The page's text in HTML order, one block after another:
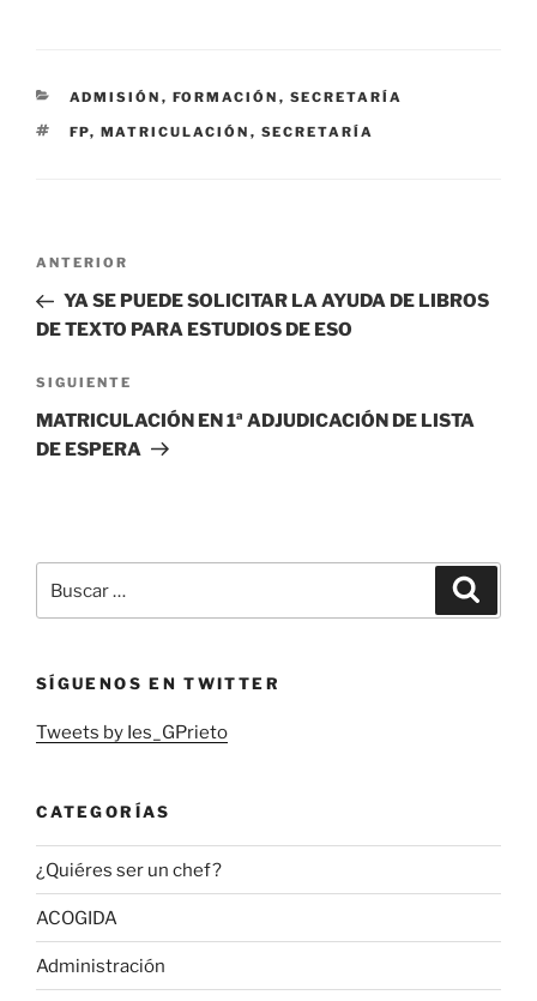
CATEGORÍAS
ADMISIÓN , FORMACIÓN , SECRETARÍA
ETIQUETAS
FP, MATRICULACIÓN , SECRETARÍA
Navegación
entradas
Entrada
anterior:
ANTERIOR
YA SE PUEDE SOLICITAR LA AYUDA DE LIBROS
DE TEXTO PARA ESTUDIOS DE ESO
Siguiente
entrada
SIGUIENTE
MATRICULACIÓN EN 1ª ADJUDICACIÓN DE LISTA
DE ESPERA
por:
SÍGUENOS EN TWITTER
Tweets by Ies_GPrieto
CATEGORÍAS
¿Quiéres ser un chef?
ACOGIDA
Administración